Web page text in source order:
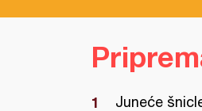
Juneće